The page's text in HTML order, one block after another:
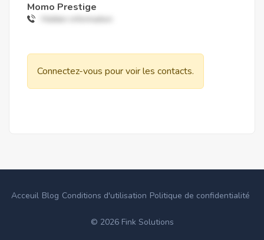
Momo Prestige
Hidden information
Connectez-vous pour voir les contacts.
Acceuil Blog Conditions d'utilisation Politique de confidentialité
© 2026 Fink Solutions